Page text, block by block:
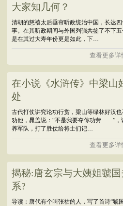
大家知几何？
清朝的慈禧太后垂帘听政统治中国，长达
事。在其听政期间与外国列强共签了不下
是在其过大寿年份更是如此，下…
查看更多详
在小说《水浒传》中梁山
处
古代打仗讲究论功行赏，梁山等绿林好汉
劝他，晁盖说：“不是我要夺你功劳……”，
养军队，打了胜仗给将士们记…
查看更多详
揭秘:唐玄宗与大姨姐虢
系?
导读：唐代有个叫张祜的人，写了首诗“虢